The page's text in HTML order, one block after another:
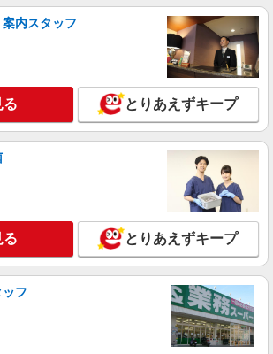
時給1500円〜2125円 ＜日払い有/週払い有/交
費全支給(ガソリン代含む)＞
最寄り駅：鈴蘭台◎自転車・車OK
詳細を見る
収1万円〜☆【運転・配送】の経験がある方
遇≪デイSTAFF≫
時給1300円〜1750円 ＜日払い有/交通費全支給
ソリン代含む)/経験者優遇＞
神戸市北区 ★車通勤OK
詳細を見る
2009391
内スタッフ
る とりあえずキープ
る とりあえずキープ
フ